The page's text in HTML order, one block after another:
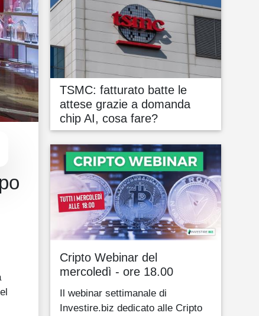
TSMC: fatturato batte le
attese grazie a domanda
chip AI, cosa fare?
Cripto Webinar del
mercoledì - ore 18.00
Il webinar settimanale di
Investire.biz dedicato alle Cripto